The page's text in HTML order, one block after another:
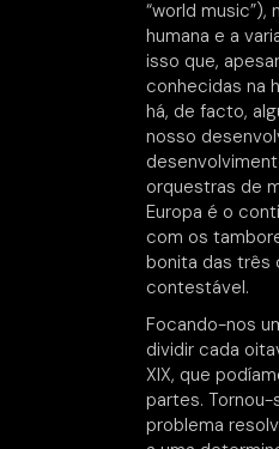
“world
humana e a
isso que,
conhecidas na
há, de facto,
nosso
orquestras de
Europa é o
com os
bonita das três
contestável.
Focando-nos
dividir cada
XIX, que
partes. Tornou-
problema